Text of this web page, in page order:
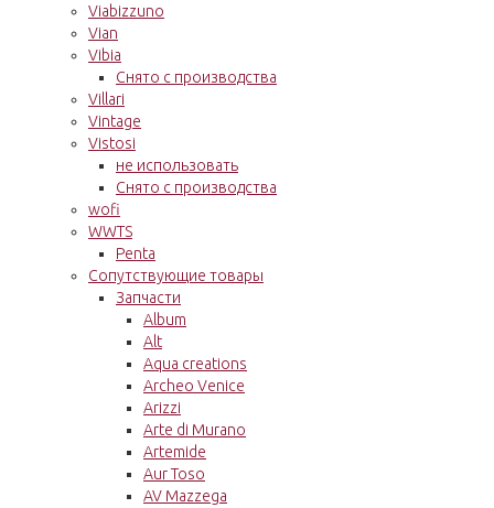
Viabizzuno
Vian
Vibia
Снято с производства
Villari
Vintage
Vistosi
не использовать
Снято с производства
wofi
WWTS
Penta
Сопутствующие товары
Запчасти
Album
Alt
Aqua creations
Archeo Venice
Arizzi
Arte di Murano
Artemide
Aur Toso
AV Mazzega